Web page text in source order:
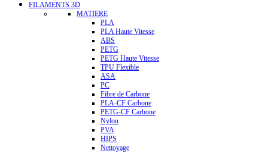
FILAMENTS 3D
MATIERE
PLA
PLA Haute Vitesse
ABS
PETG
PETG Haute Vitesse
TPU Flexible
ASA
PC
Fibre de Carbone
PLA-CF Carbone
PETG-CF Carbone
Nylon
PVA
HIPS
Nettoyage